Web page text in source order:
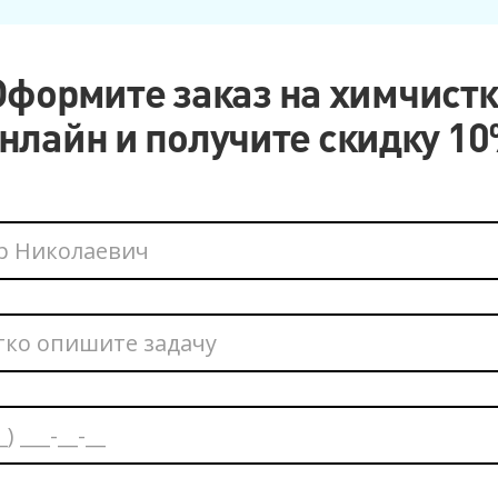
заказ на
и получите скидку